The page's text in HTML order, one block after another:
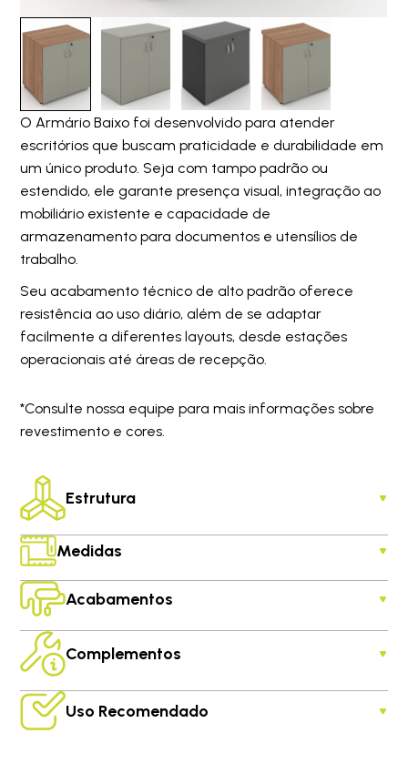
O Armário Baixo foi desenvolvido para atender
escritórios que buscam praticidade e durabilidade em
um único produto. Seja com tampo padrão ou
estendido, ele garante presença visual, integração ao
mobiliário existente e capacidade de
armazenamento para documentos e utensílios de
trabalho.
Seu acabamento técnico de alto padrão oferece
resistência ao uso diário, além de se adaptar
facilmente a diferentes layouts, desde estações
operacionais até áreas de recepção.
*Consulte nossa equipe para mais informações sobre
revestimento e cores.
Estrutura
Medidas
Acabamentos
Complementos
Uso Recomendado